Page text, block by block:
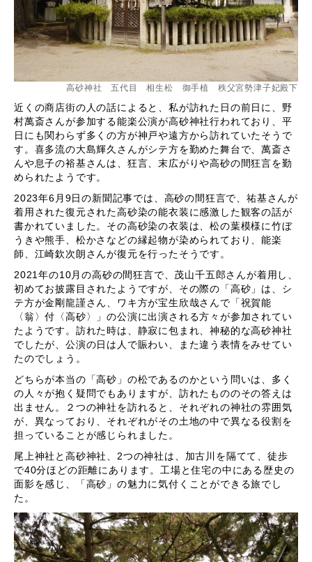
高砂神社 五代目 相生松 御手植 秩父宮勢津子妃殿下
近くの商店街の人の話によると、私が訪れた日の前日に、野
村萬斎さんが参加する能楽公演が高砂神社行われており、平
日にも関わらず多くの方が神戸や遠方から訪れていたそうで
す。喜多流の大島輝久さんがシテ方を勤めた舞台で、萬斎さ
んや息子の裕基さんは、狂言、末広がりや高砂の間狂言を勤
められたようです。
2023年6月9日の新聞記事では、高砂の間狂言で、祐基さんが
着用された復元された高砂染の能衣装に感激した観客の話が
書かれていました。その高砂染の衣装は、松の葉模様に竹ぼ
うきや熊手、松かさなどの縁起物が染められており、能楽
師、江崎欽次朗さんが復元を行ったそうです。
2021年の10月の高砂の間狂言で、茂山千五郎さんが着用し、
初めてお披露目されたようですが、その際の「高砂」は、シ
テ方が金剛龍謹さん、ワキ方が宝生欣哉さんで「祝賀能
〈翁〉付〈高砂〉」の公演に出演される方々が参加されてい
たようです。訪れた時は、静寂に包まれ、神秘的な高砂神社
でしたが、公演の日は人で賑わい、また違う表情をみせてい
たのでしょう。
どちらが本当の「高砂」の松であるのかという問いは、多く
の人々が抱く疑問でもありますが、訪れたもののその答えは
出ません。２つの神社を訪れると、それぞれの神社の雰囲気
が、異なっており、それぞれがその土地の中で異なる役割を
担っていることが感じられました。
尾上神社と高砂神社、2つの神社は、加古川を隔てて、徒歩
で40分ほどの距離にあります。工場と住宅の中にある歴史の
面影を感じ、「高砂」の魅力に気付くことができる旅でし
た。